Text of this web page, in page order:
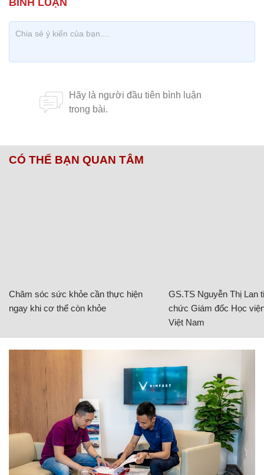
CÓ THỂ BẠN QUAN TÂM
Chăm sóc sức khỏe cần thực hiện
ngay khi cơ thể còn khỏe
GS.TS Nguyễn Thị Lan
chức Giám đốc Học
Việt Nam